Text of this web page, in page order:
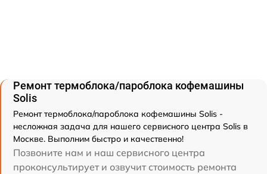
Ремонт термоблока/пароблока кофемашины
Solis
Ремонт термоблока/пароблока кофемашины Solis -
несложная задача для нашего сервисного центра Solis в
Москве. Выполним быстро и качественно!
Позвоните нам и наш сервисного центра
проконсультирует и озвучит стоимость ремонта